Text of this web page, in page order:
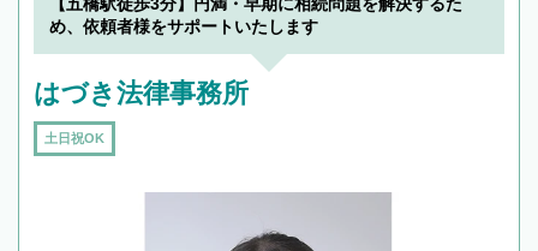
【五橋駅徒歩3分】円満・早期に相続問題を解決するた
め、依頼者様をサポートいたします
はづき法律事務所
土日祝OK